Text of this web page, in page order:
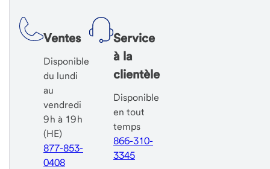
Ventes
Disponible
du lundi
au
vendredi
9 h à 19 h
(HE)
877-853-
0408
Service
à la
clientèle
Disponible
en tout
temps
866-310-
3345